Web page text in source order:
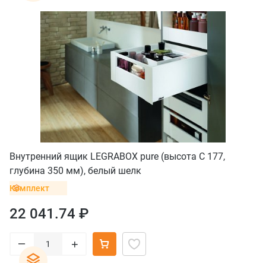
Внутренний ящик LEGRABOX pure (высота C 177,
глубина 350 мм), белый шелк
Комплект
22 041.74 ₽
– +